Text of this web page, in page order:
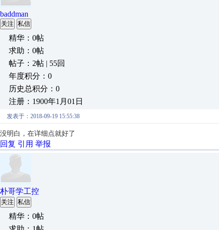
baddman
关注 私信
精华：0帖
求助：0帖
帖子：2帖 | 55回
年度积分：0
历史总积分：0
注册：1900年1月01日
发表于：2018-09-19 15:55:38
没明白，在详细点就好了
回复 引用 举报
朴哥学工控
关注 私信
精华：0帖